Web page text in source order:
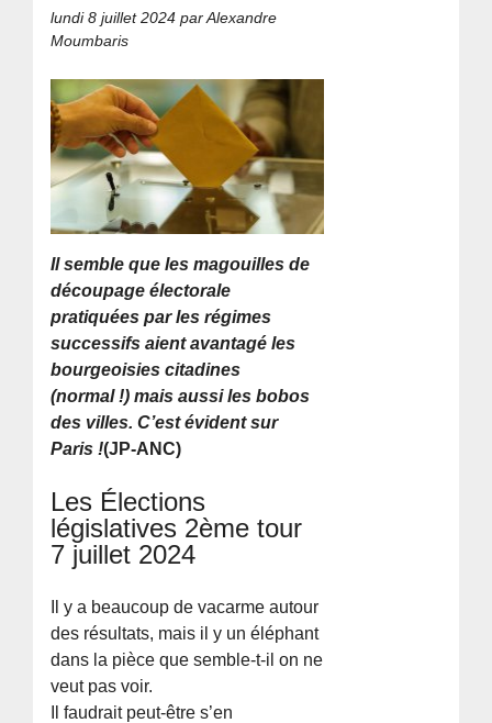
lundi 8 juillet 2024 par Alexandre
Moumbaris
Il semble que les magouilles de
découpage électorale
pratiquées par les régimes
successifs aient avantagé les
bourgeoisies citadines
(normal !) mais aussi les bobos
des villes. C’est évident sur
Paris !(JP-ANC)
Les Élections
législatives 2ème tour
7 juillet 2024
Il y a beaucoup de vacarme autour
des résultats, mais il y un éléphant
dans la pièce que semble-t-il on ne
veut pas voir.
Il faudrait peut-être s’en